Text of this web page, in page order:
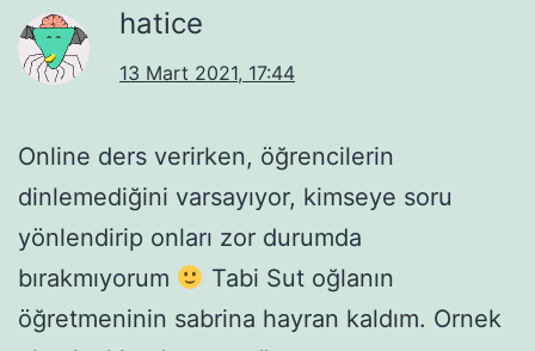
hatice
13 Mart 2021, 17:44
Online ders verirken, öğrencilerin
dinlemediğini varsayıyor, kimseye soru
yönlendirip onları zor durumda
bırakmıyorum
Tabi Sut oğlanın
öğretmeninin sabrina hayran kaldım. Ornek